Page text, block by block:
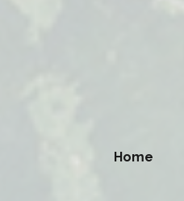
Home